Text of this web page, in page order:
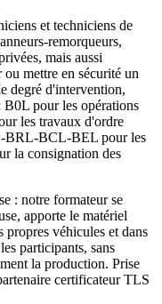
et techniciens de
remorqueurs,
mais aussi
ou mettre en sécurité un
degré d'intervention,
B0L pour les opérations
les travaux d'ordre
BRL-BCL-BEL pour les
la consignation des
: notre formateur se
apporte le matériel
propres véhicules et dans
participants, sans
la production. Prise
certificateur TLS